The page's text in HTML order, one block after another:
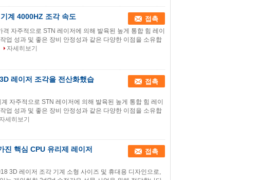
계 4000HZ 조각 속도 접촉
자주적으로 STN 레이저에 의해 발육된 높게 통합 힘 레이
업 성과 및 좋은 장비 안정성과 같은 다양한 이점을 소유합
자세히보기
레이저 조각을 전산화했습
접촉
자주적으로 STN 레이저에 의해 발육된 높게 통합 힘 레이
업 성과 및 좋은 장비 안정성과 같은 다양한 이점을 소유합
자세히보기
진 핵심 CPU 유리제 레이저
접촉
3D 레이저 조각 기계 소형 사이즈 및 휴대용 디자인으로,